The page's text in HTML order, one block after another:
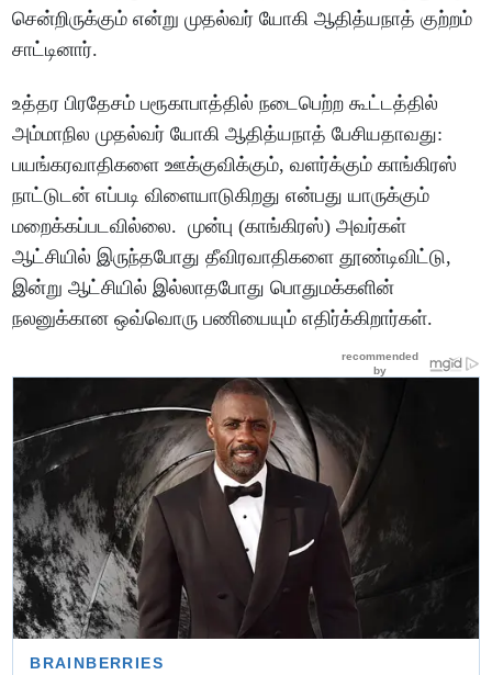
சென்றிருக்கும் என்று முதல்வர் யோகி ஆதித்யநாத் குற்றம்
சாட்டினார்.
உத்தர பிரதேசம் பரூகாபாத்தில் நடைபெற்ற கூட்டத்தில்
அம்மாநில முதல்வர் யோகி ஆதித்யநாத் பேசியதாவது:
பயங்கரவாதிகளை ஊக்குவிக்கும், வளர்க்கும் காங்கிரஸ்
நாட்டுடன் எப்படி விளையாடுகிறது என்பது யாருக்கும்
மறைக்கப்படவில்லை. முன்பு (காங்கிரஸ்) அவர்கள்
ஆட்சியில் இருந்தபோது தீவிரவாதிகளை தூண்டிவிட்டு,
இன்று ஆட்சியில் இல்லாதபோது பொதுமக்களின்
நலனுக்கான ஒவ்வொரு பணியையும் எதிர்க்கிறார்கள்.